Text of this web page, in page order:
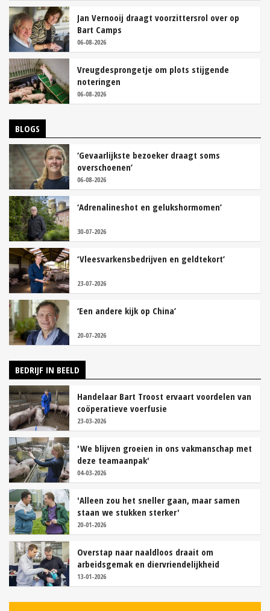
Jan Vernooij draagt voorzittersrol over op
Bart Camps
06-08-2026
Vreugdesprongetje om plots stijgende
noteringen
06-08-2026
BLOGS
‘Gevaarlijkste bezoeker draagt soms
overschoenen’
06-08-2026
‘Adrenalineshot en gelukshormomen’
30-07-2026
‘Vleesvarkensbedrijven en geldtekort’
23-07-2026
‘Een andere kijk op China’
20-07-2026
BEDRIJF IN BEELD
Handelaar Bart Troost ervaart voordelen van
coöperatieve voerfusie
23-03-2026
'We blijven groeien in ons vakmanschap met
deze teamaanpak'
04-03-2026
'Alleen zou het sneller gaan, maar samen
staan we stukken sterker'
20-01-2026
Overstap naar naaldloos draait om
arbeidsgemak en diervriendelijkheid
13-01-2026